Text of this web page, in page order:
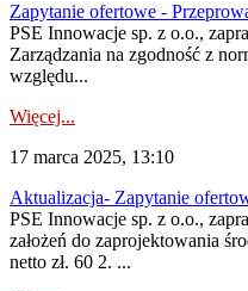
Zapytanie ofertowe -
PSE Innowacje sp. z o.o.,
Zarządzania na zgodność z
względu...
Więcej...
17 marca 2025, 13:10
Aktualizacja- Zapytanie
PSE Innowacje sp. z o.o.,
założeń do zaprojektowania
netto zł. 60 2. ...